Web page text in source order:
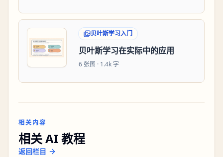
贝叶斯学习入门
贝叶斯学习在实际中的应用
6 张图 · 1.4k 字
相关内容
相关 AI 教程
返回栏目